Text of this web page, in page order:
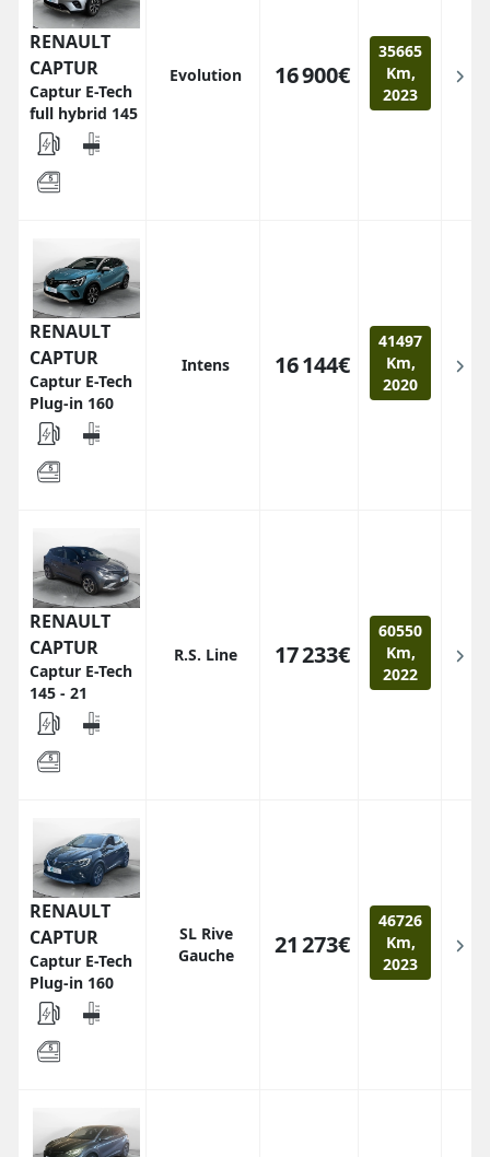
RENAULT
CAPTUR
Captur E-Tech
full hybrid 145
Evolution 16 900€
35665
Km,
2023
RENAULT
CAPTUR
Captur E-Tech
Plug-in 160
Intens 16 144€
41497
Km,
2020
RENAULT
CAPTUR
Captur E-Tech
145 - 21
R.S. Line 17 233€
60550
Km,
2022
RENAULT
CAPTUR
Captur E-Tech
Plug-in 160
SL Rive
Gauche
21 273€
46726
Km,
2023